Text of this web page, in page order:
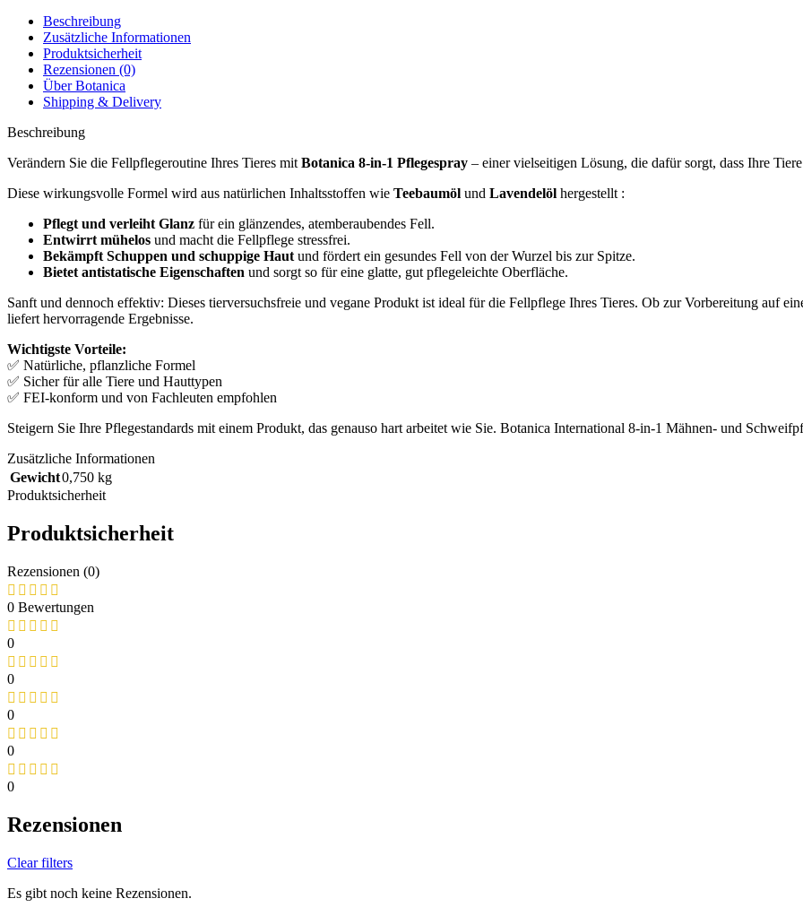
Beschreibung
Zusätzliche Informationen
Produktsicherheit
Rezensionen (0)
Über Botanica
Shipping & Delivery
Beschreibung
Verändern Sie die Fellpflegeroutine Ihres Tieres mit Botanica 8-in-1 Pflegespray – einer vielseitigen Lösung, die dafür sorgt, dass Ihre
Diese wirkungsvolle Formel wird aus natürlichen Inhaltsstoffen wie Teebaumöl und Lavendelöl hergestellt :
Pflegt und verleiht Glanz für ein glänzendes, atemberaubendes Fell.
Entwirrt mühelos und macht die Fellpflege stressfrei.
Bekämpft Schuppen und schuppige Haut und fördert ein gesundes Fell von der Wurzel bis zur Spitze.
Bietet antistatische Eigenschaften und sorgt so für eine glatte, gut pflegeleichte Oberfläche.
Sanft und dennoch effektiv: Dieses tierversuchsfreie und vegane Produkt ist ideal für die Fellpflege Ihres Tieres. Ob zur Vorbereitung auf
liefert hervorragende Ergebnisse.
Wichtigste Vorteile:
✅ Natürliche, pflanzliche Formel
✅ Sicher für alle Tiere und Hauttypen
✅ FEI-konform und von Fachleuten empfohlen
Steigern Sie Ihre Pflegestandards mit einem Produkt, das genauso hart arbeitet wie Sie. Botanica International 8-in-1 Mähnen- und
Zusätzliche Informationen
Gewicht0,750 kg
Produktsicherheit
Produktsicherheit
Rezensionen (0)
0 Bewertungen
0
0
0
0
0
Rezensionen
Clear filters
Es gibt noch keine Rezensionen.